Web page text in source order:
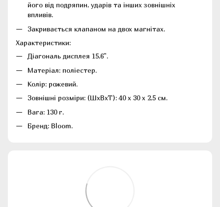
його від подряпин, ударів та інших зовнішніх
впливів.
Закривається клапаном на двох магнітах.
Характеристики:
Діагональ дисплея 15,6".
Матеріал: поліестер.
Колір: рожевий.
Зовнішні розміри: (ШхВхТ): 40 x 30 x 2,5 см.
Вага: 130 г.
Бренд: Bloom.